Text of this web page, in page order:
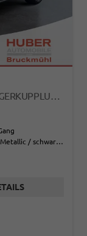
1,5 ETSI DSG R-LINE LED PLUS ANHÄNGERKUPPLUNG NAVI DIGITAL PRO SITZHEIZUNG BEHEIZTES LENKRAD 18 ZOLL ALU EL.HECKKLAPP
Wolf Grey Metallic / schwarzes Dach